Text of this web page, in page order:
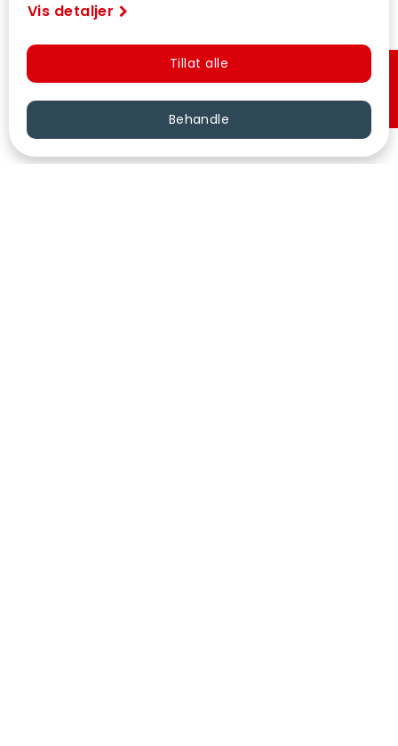
Vis detaljer
Tillat alle
Behandle Hurtigkjøp